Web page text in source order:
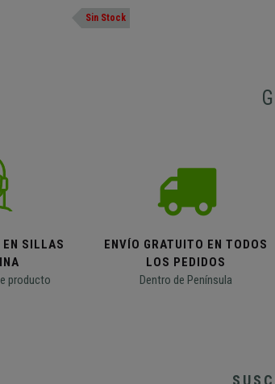
Sin Stock
SILLAS
producto
ENVÍO GRATUITO EN TODOS
LOS PEDIDOS
Dentro de Península